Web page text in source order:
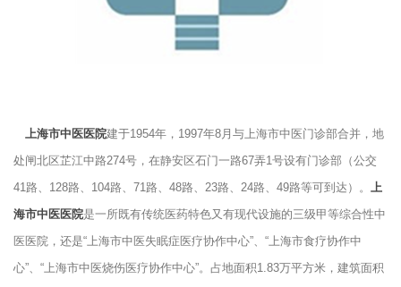
上海市中医医院建于1954年，1997年8月与上海市中医门诊部合并，地
处闸北区芷江中路274号，在静安区石门一路67弄1号设有门诊部（公交
41路、128路、104路、71路、48路、23路、24路、49路等可到达）。 上
海市中医医院是一所既有传统医药特色又有现代设施的三级甲等综合性中
医医院，还是“上海市中医失眠症医疗协作中心”、“上海市食疗协作中
心”、“上海市中医烧伤医疗协作中心”。占地面积1.83万平方米，建筑面积